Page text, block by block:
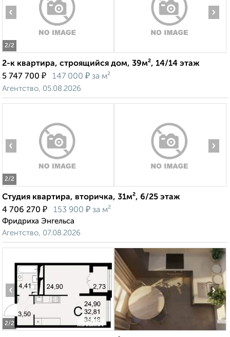
2/2
‹ ›
2-к квартира, строящийся дом, 39м², 14/14 этаж
5 747 700 ₽ 147 000 ₽ за м²
Агентство, 05.08.2026
2/2
‹ ›
Студия квартира, вторичка, 31м², 6/25 этаж
4 706 270 ₽ 153 900 ₽ за м²
Фридриха Энгельса
Агентство, 07.08.2026
2/2
‹ ›